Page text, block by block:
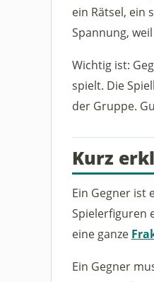
ein Rätsel, ein
Spannung,
Wichtig ist:
spielt. Die
der Gruppe.
Kurz
Ein Gegner ist
Spielerfiguren
eine ganze
Ein Gegner